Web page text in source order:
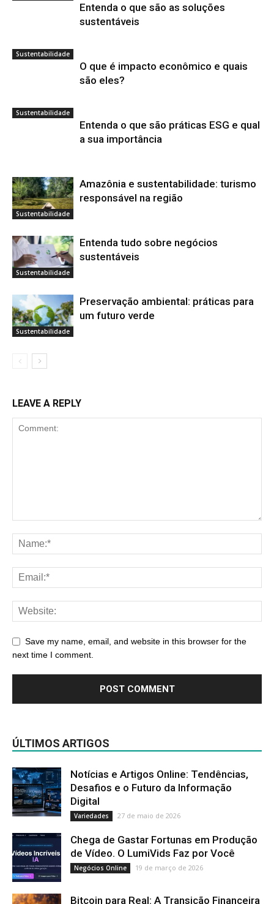
Entenda o que são as soluções
sustentáveis
Sustentabilidade
O que é impacto econômico e quais
são eles?
Sustentabilidade
Entenda o que são práticas ESG e qual
a sua importância
Sustentabilidade
Amazônia e sustentabilidade: turismo
responsável na região
Sustentabilidade
Entenda tudo sobre negócios
sustentáveis
Sustentabilidade
Preservação ambiental: práticas para
um futuro verde
LEAVE A REPLY
Save my name, email, and website in this browser for the
next time I comment.
ÚLTIMOS ARTIGOS
Notícias e Artigos Online: Tendências,
Desafios e o Futuro da Informação
Digital
Variedades 27 de maio de 2026
Chega de Gastar Fortunas em Produção
de Vídeo. O LumiVids Faz por Você
Negócios Online 19 de março de 2026
Bitcoin para Real: A Transição Financeira